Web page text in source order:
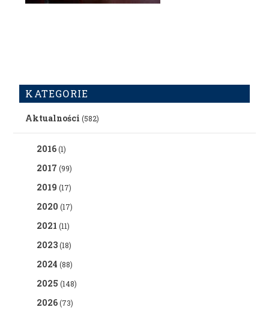
KATEGORIE
Aktualności (582)
2016(1)
2017 (99)
2019 (17)
2020 (17)
2021 (11)
2023(18)
2024 (88)
2025 (148)
2026(73)